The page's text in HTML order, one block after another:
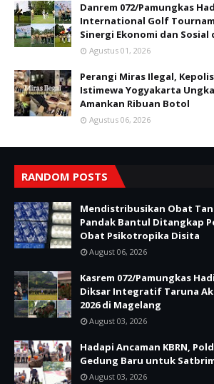
Danrem 072/Pamungkas
International Golf
Sinergi Ekonomi dan Sosial
Agustus 01, 2026
Perangi Miras Ilegal,
Istimewa Yogyakarta
Amankan Ribuan Botol
Agustus 06, 2026
RANDOM POSTS
Mendistribusikan Obat
Pandak Bantul Ditangkap
Obat Psikotropika Disita
August 06, 2026
Kasrem 072/Pamungkas
Diksar Integratif Taruna
2026 di Magelang
August 03, 2026
Hadapi Ancaman KBRN,
Gedung Baru untuk
August 03, 2026